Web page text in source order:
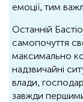
емоції, тим
Останній
самопочуття
максимально
надзвичайні
влади,
завжди